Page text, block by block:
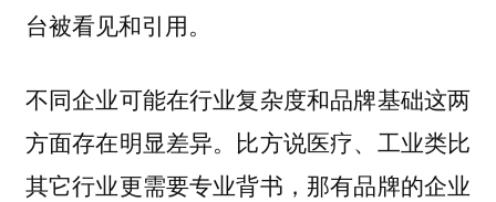
台被看见和引用。
不同企业可能在行业复杂度和品牌基础这两
方面存在明显差异。比方说医疗、工业类比
其它行业更需要专业背书，那有品牌的企业